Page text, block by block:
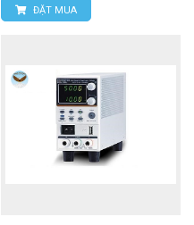
ĐẶT MUA